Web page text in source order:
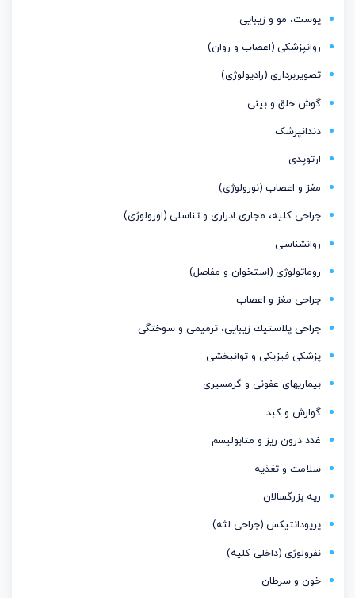
پوست، مو و زیبایی
روانپزشکی (اعصاب و روان)
تصویربرداری (رادیولوژی)
گوش حلق و بینی
دندانپزشک
ارتوپدی
مغز و اعصاب (نورولوژی)
جراحی کلیه، مجاری ادراری و تناسلی (اورولوژی)
روانشناسی
روماتولوژی (استخوان و مفاصل)
جراحی مغز و اعصاب
جراحی پلاستیك زیبایی، ترمیمی و سوختگی
پزشکی فیزیکی و توانبخشی
بیماریهای عفونی و گرمسیری
گوارش و کبد
غدد درون ریز و متابولیسم
سلامت و تغذیه
ریه بزرگسالان
پریودانتیكس (جراحی لثه)
نفرولوژی (داخلی کلیه)
خون و سرطان